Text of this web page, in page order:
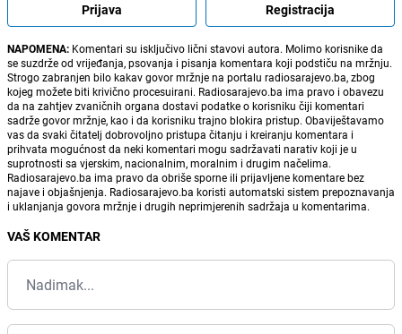
Prijava Registracija
NAPOMENA: Komentari su isključivo lični stavovi autora. Molimo korisnike da
se suzdrže od vrijeđanja, psovanja i pisanja komentara koji podstiču na mržnju.
Strogo zabranjen bilo kakav govor mržnje na portalu radiosarajevo.ba, zbog
kojeg možete biti krivično procesuirani. Radiosarajevo.ba ima pravo i obavezu
da na zahtjev zvaničnih organa dostavi podatke o korisniku čiji komentari
sadrže govor mržnje, kao i da korisniku trajno blokira pristup. Obaviještavamo
vas da svaki čitatelj dobrovoljno pristupa čitanju i kreiranju komentara i
prihvata mogućnost da neki komentari mogu sadržavati narativ koji je u
suprotnosti sa vjerskim, nacionalnim, moralnim i drugim načelima.
Radiosarajevo.ba ima pravo da obriše sporne ili prijavljene komentare bez
najave i objašnjenja. Radiosarajevo.ba koristi automatski sistem prepoznavanja
i uklanjanja govora mržnje i drugih neprimjerenih sadržaja u komentarima.
VAŠ KOMENTAR